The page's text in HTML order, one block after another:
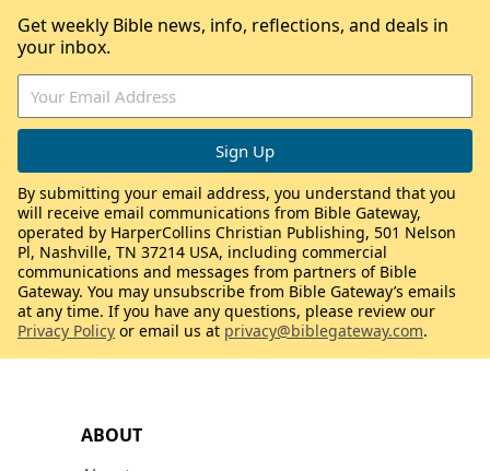
ABOUT
Get weekly Bible news, info, reflections, and deals in
your inbox.
By submitting your email address, you understand that you
will receive email communications from Bible Gateway,
operated by HarperCollins Christian Publishing, 501 Nelson
Pl, Nashville, TN 37214 USA, including commercial
communications and messages from partners of Bible
Gateway. You may unsubscribe from Bible Gateway’s emails
at any time. If you have any questions, please review our
Privacy Policy or email us at privacy@biblegateway.com.